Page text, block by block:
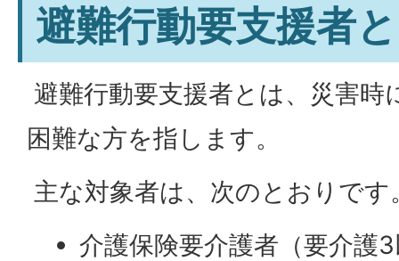
避難行動要支援者
避難行動要支援者とは、災害
困難な方を指します。
主な対象者は、次のとおりです
介護保険要介護者（要介護